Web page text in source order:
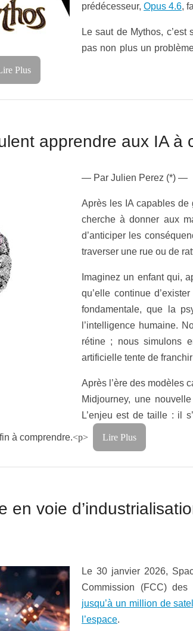
prédécesseur, Opus 4.6,
Le saut de Mythos,
pas non plus un
Plus
apprendre aux IA à
— Par Julien Perez (*) —
Après les IA capables de
cherche à donner aux
d’anticiper les
traverser une rue ou de
Imaginez un enfant qui,
qu’elle continue
fondamentale, que la
l’intelligence humaine.
rétine ; nous simulons
artificielle tente de
Après l’ère des modèles
Midjourney, une
L’enjeu est de taille : il
à comprendre.<p> Lire Plus
en voie
Le 30 janvier 2026,
Commission (FCC) des
jusqu’à un million de
l’espace.